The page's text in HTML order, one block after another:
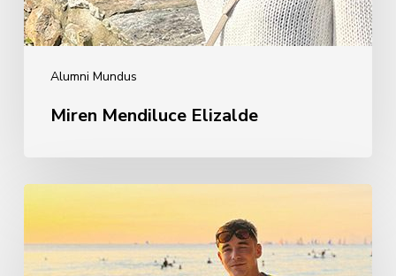
Alumni Mundus
Miren Mendiluce Elizalde
Ignacio
Madina